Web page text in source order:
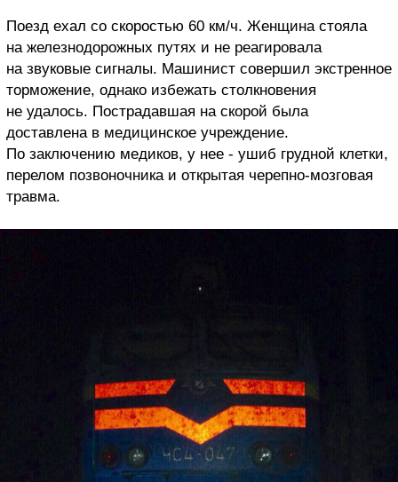
Поезд ехал со скоростью 60 км/ч. Женщина стояла
на железнодорожных путях и не реагировала
на звуковые сигналы. Машинист совершил экстренное
торможение, однако избежать столкновения
не удалось. Пострадавшая на скорой была
доставлена в медицинское учреждение.
По заключению медиков, у нее - ушиб грудной клетки,
перелом позвоночника и открытая черепно-мозговая
травма.